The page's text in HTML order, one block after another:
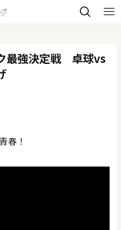
最強決定戦 卓球vs
春！